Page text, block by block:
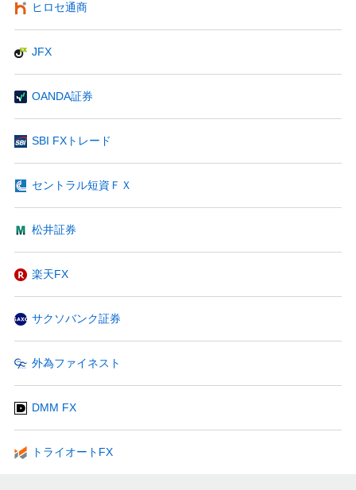
ヒロセ通商
JFX
OANDA証券
SBI FXトレード
セントラル短資ＦＸ
松井証券
楽天FX
サクソバンク証券
外為ファイネスト
DMM FX
トライオートFX